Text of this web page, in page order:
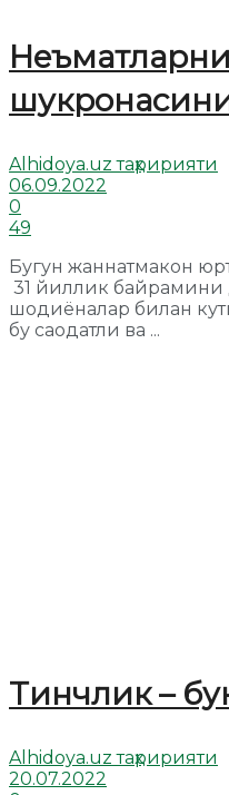
Alhidoya.uz таҳририяти
06.09.2022
0
49
Бугун жаннатмакон
31 йиллик байрамини
шодиёналар билан
бу саодатли ва ...
Тинчлик –
Alhidoya.uz таҳририяти
20.07.2022